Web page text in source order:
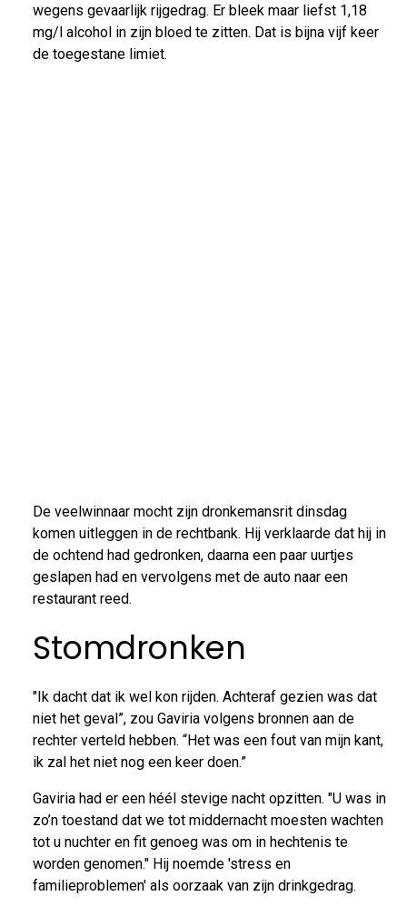
wegens gevaarlijk rijgedrag. Er bleek maar liefst 1,18
mg/l alcohol in zijn bloed te zitten. Dat is bijna vijf keer
de toegestane limiet.
De veelwinnaar mocht zijn dronkemansrit dinsdag
komen uitleggen in de rechtbank. Hij verklaarde dat hij in
de ochtend had gedronken, daarna een paar uurtjes
geslapen had en vervolgens met de auto naar een
restaurant reed.
Stomdronken
"Ik dacht dat ik wel kon rijden. Achteraf gezien was dat
niet het geval”, zou Gaviria volgens bronnen aan de
rechter verteld hebben. “Het was een fout van mijn kant,
ik zal het niet nog een keer doen.”
Gaviria had er een héél stevige nacht opzitten. "U was in
zo’n toestand dat we tot middernacht moesten wachten
tot u nuchter en fit genoeg was om in hechtenis te
worden genomen." Hij noemde 'stress en
familieproblemen' als oorzaak van zijn drinkgedrag.